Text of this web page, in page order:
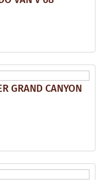
GRAND CANYON